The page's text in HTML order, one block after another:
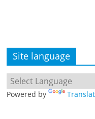
Site language
Powered by